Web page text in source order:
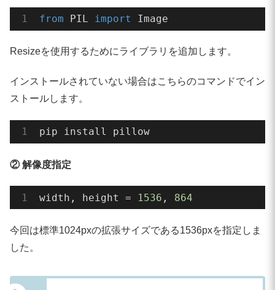
image = pipe(
    prompt,
    guidance_scale=
6.5,
    height=height,
    generator=generator,
#Resize
image_4K = image.resize(
#処理時間計測終了
from PIL import Image
Resizeを使用するためにライブラリを追加します。
インストールされていない場合はこちらのコマンドでイン
ストールします。
pip install pillow
② 解像度指定
width, height = 1536 , 864
今回は標準1024pxの拡張サイズである1536pxを指定しま
した。